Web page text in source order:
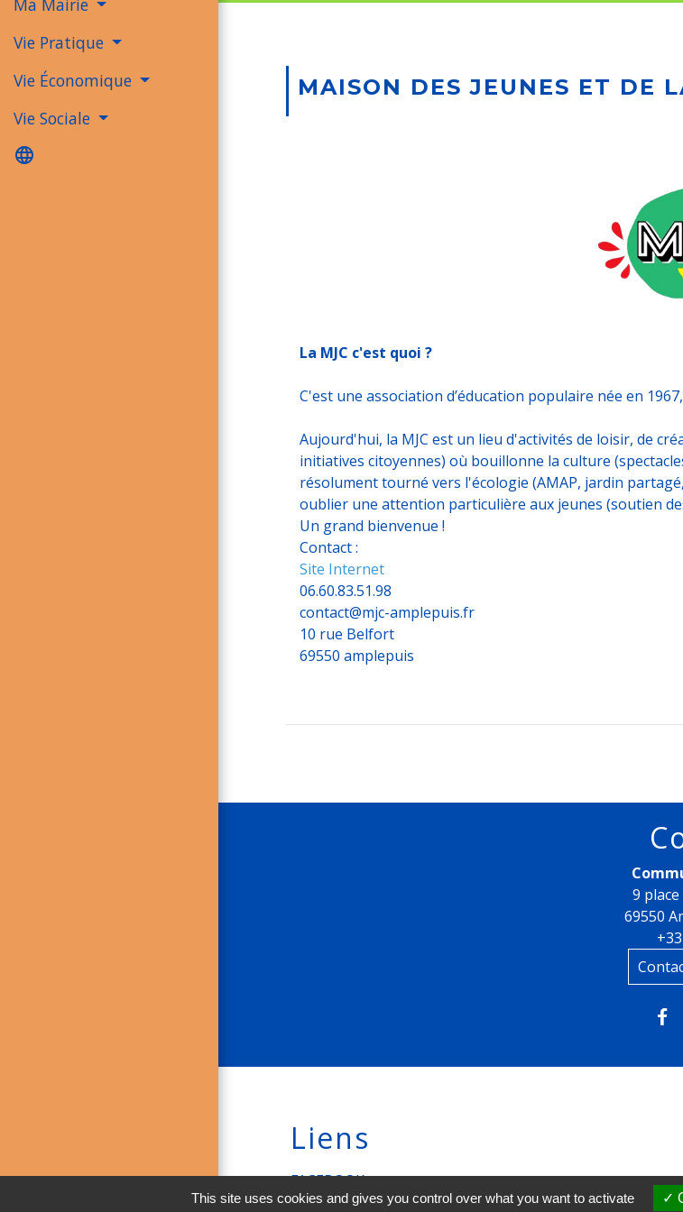
Vie Pratique
Vie Économique
Vie Sociale
language
MAISON DES JEUNES ET DE
La MJC c'est quoi ?
C'est une association d’éducation populaire née en
Aujourd'hui, la MJC est un lieu d'activités de loisir, de
initiatives citoyennes) où bouillonne la culture
résolument tourné vers l'écologie (AMAP, jardin
oublier une attention particulière aux jeunes (soutien
Un grand bienvenue !
Contact :
Site Internet
06.60.83.51.98
contact@mjc-amplepuis.fr
10 rue Belfort
​69550 amplepuis
9
69550
Liens
FACEBOOK
This site uses cookies and gives you control over what you want to activate